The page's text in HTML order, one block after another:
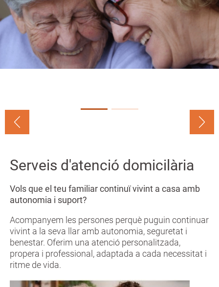
a
n
Serveis d'atenció domicilària
Vols que el teu familiar continuï vivint a casa amb
autonomia i suport?
Acompanyem les persones perquè puguin continuar
vivint a la seva llar amb autonomia, seguretat i
benestar. Oferim una atenció personalitzada,
propera i professional, adaptada a cada necessitat i
ritme de vida.